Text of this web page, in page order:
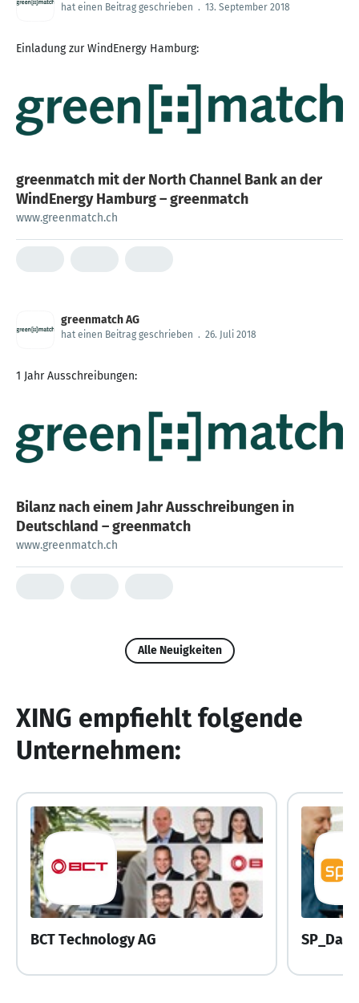
hat einen Beitrag geschrieben . 13. September 2018
Einladung zur WindEnergy Hamburg:
greenmatch mit der North Channel Bank an der
WindEnergy Hamburg – greenmatch
www.greenmatch.ch
greenmatch AG
hat einen Beitrag geschrieben . 26. Juli 2018
1 Jahr Ausschreibungen:
Bilanz nach einem Jahr Ausschreibungen in
Deutschland – greenmatch
www.greenmatch.ch
Alle Neuigkeiten
XING empfiehlt folgende
Unternehmen:
BCT Technology AG